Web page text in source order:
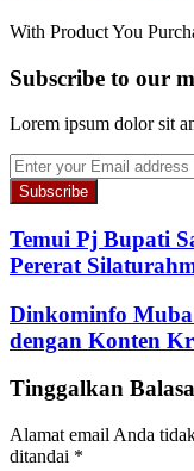
With Product You
Subscribe to our
Lorem ipsum dolor sit
Enter
your
Email
address
Temui Pj Bupati
Pererat
Dinkominfo
dengan Konten
Tinggalkan
Alamat email Anda
ditandai *